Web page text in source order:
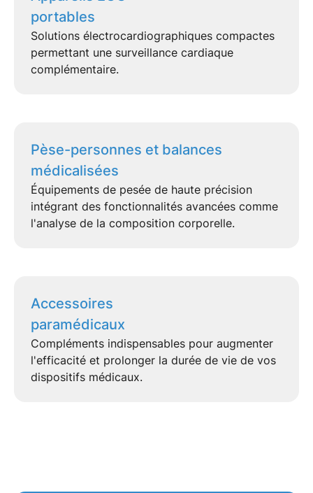
portables
Solutions électrocardiographiques compactes
permettant une surveillance cardiaque
complémentaire.
Pèse-personnes et balances
médicalisées
Équipements de pesée de haute précision
intégrant des fonctionnalités avancées comme
l'analyse de la composition corporelle.
Accessoires
paramédicaux
Compléments indispensables pour augmenter
l'efficacité et prolonger la durée de vie de vos
dispositifs médicaux.